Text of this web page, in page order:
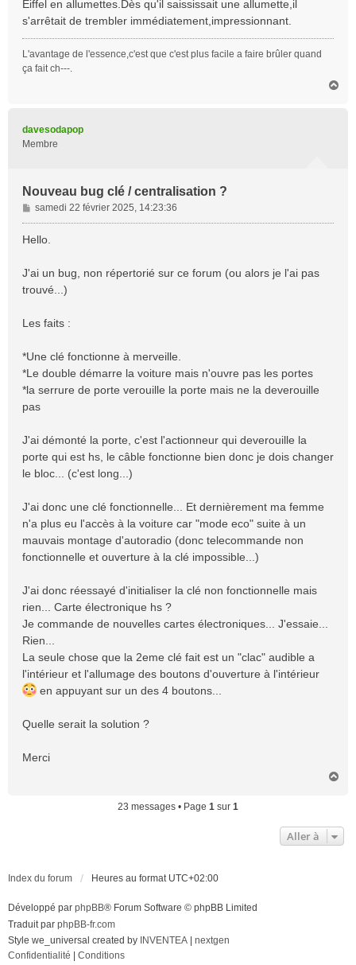
g
e
Eiffel en allumettes.Dès qu'il saississait une allumette,il
s'arrêtait de trembler immédiatement,impressionnant.
L'avantage de l'essence,c'est que c'est plus facile a faire brûler quand
ça fait ch---.
davesodapop
Membre
Nouveau bug clé / centralisation ?
M
e
s
g
e
samedi 22 février 2025, 14:23:36
Hello.
J'ai un bug, non répertorié sur ce forum (ou alors je l'ai pas
trouvé...)
Les faits :
*Une clé fonctionne à merveille.
*Le double démarre la voiture mais n'ouvre pas les portes
*la serrure de porte verouille la porte mais ne la deverouille
pas
J'ai démonté la porte, c'est l'actionneur qui deverouille la
porte qui est hs, le câble fonctionne bien donc je dois changer
le bloc... (c'est long...)
J'ai donc une clé fonctionnelle... Et dernièrement ma femme
n'a plus eu l'accès à la voiture car "mode eco" suite à un
mauvais montage d'autoradio (donc telecommande non
fonctionnelle et ouverture à la clé impossible...)
J'ai donc réessayé d'initialiser la clé non fonctionnelle mais
rien... Carte électronique hs ?
Je commande de nouvelles cartes électroniques... J'essaie...
Rien...
La seule chose que la 2eme clé fait est un "clac" audible a
l'intérieur et l'allumage des boutons d'ouverture à l'intérieur
en appuyant sur un des 4 boutons...
Quelle serait la solution ?
Merci
23 messages • Page 1 sur 1
Aller à
Index du forum Heures au format UTC+02:00
Développé par phpBB® Forum Software © phpBB Limited
Traduit par phpBB-fr.com
Style we_universal created by INVENTEA
nextgen
Confidentialité
Conditions